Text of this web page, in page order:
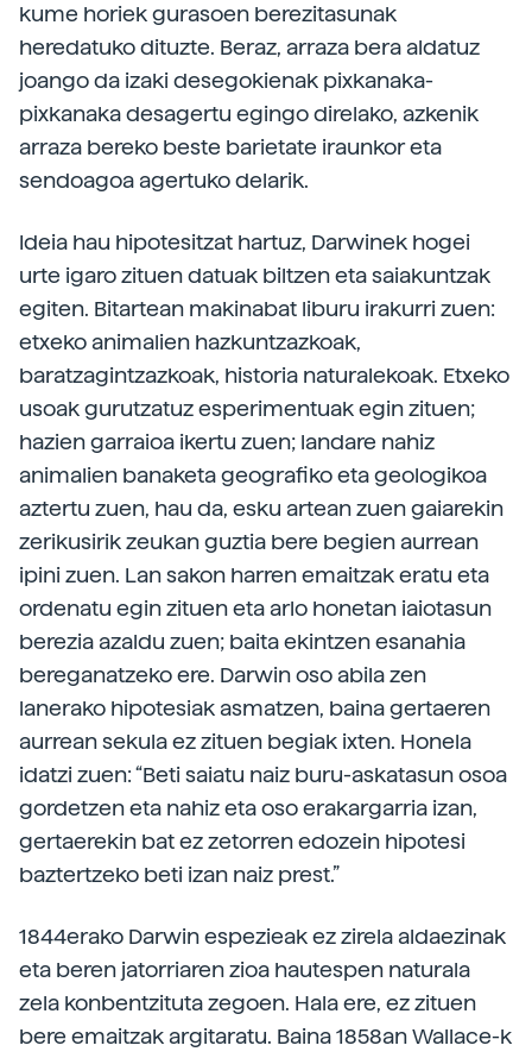
kume horiek gurasoen berezitasunak
heredatuko dituzte. Beraz, arraza bera aldatuz
joango da izaki desegokienak pixkanaka-
pixkanaka desagertu egingo direlako, azkenik
arraza bereko beste barietate iraunkor eta
sendoagoa agertuko delarik.
Ideia hau hipotesitzat hartuz, Darwinek hogei
urte igaro zituen datuak biltzen eta saiakuntzak
egiten. Bitartean makinabat liburu irakurri zuen:
etxeko animalien hazkuntzazkoak,
baratzagintzazkoak, historia naturalekoak. Etxeko
usoak gurutzatuz esperimentuak egin zituen;
hazien garraioa ikertu zuen; landare nahiz
animalien banaketa geografiko eta geologikoa
aztertu zuen, hau da, esku artean zuen gaiarekin
zerikusirik zeukan guztia bere begien aurrean
ipini zuen. Lan sakon harren emaitzak eratu eta
ordenatu egin zituen eta arlo honetan iaiotasun
berezia azaldu zuen; baita ekintzen esanahia
bereganatzeko ere. Darwin oso abila zen
lanerako hipotesiak asmatzen, baina gertaeren
aurrean sekula ez zituen begiak ixten. Honela
idatzi zuen: “Beti saiatu naiz buru-askatasun osoa
gordetzen eta nahiz eta oso erakargarria izan,
gertaerekin bat ez zetorren edozein hipotesi
baztertzeko beti izan naiz prest.”
1844erako Darwin espezieak ez zirela aldaezinak
eta beren jatorriaren zioa hautespen naturala
zela konbentzituta zegoen. Hala ere, ez zituen
bere emaitzak argitaratu. Baina 1858an Wallace-k